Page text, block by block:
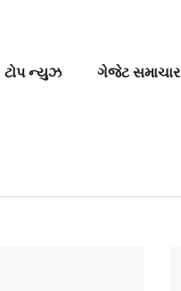
ટોપ ન્યુઝ ગેજેટ સમાચાર